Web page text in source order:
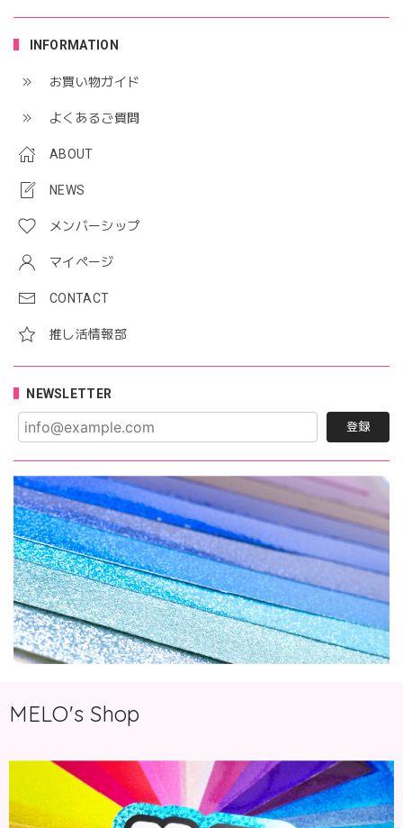
INFORMATION
お買い物ガイド
よくあるご質問
ABOUT
NEWS
メンバーシップ
マイページ
CONTACT
推し活情報部
NEWSLETTER
登録
MELO's Shop